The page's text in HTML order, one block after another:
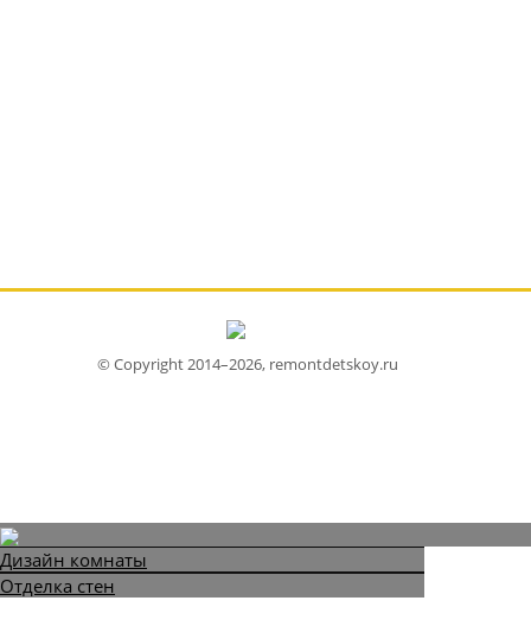
© Copyright 2014–2026, remontdetskoy.ru
Дизайн комнаты
Отделка стен